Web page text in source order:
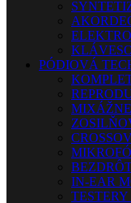
PÓDIOVÁ
IN-EAR